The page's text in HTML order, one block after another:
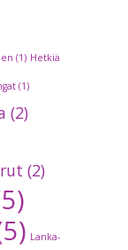
(1) Hetkiä
(1)
(2)
(2)
Lanka-